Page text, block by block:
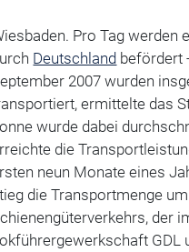
Pro Tag
Deutschland befördert
2007 wurden
ermittelte das
wurde dabei
die
neun Monate eines
die Transportmenge
der
GDL